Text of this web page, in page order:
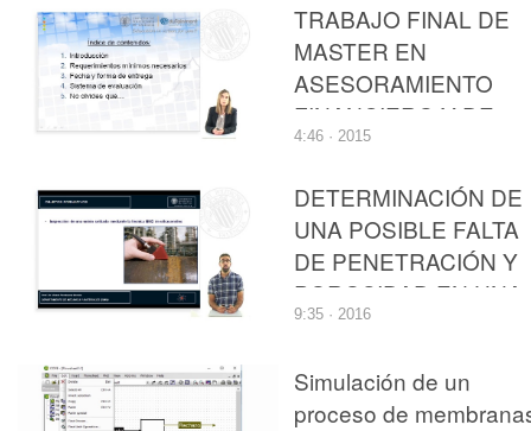
TRABAJO FINAL DE
MASTER EN
ASESORAMIENTO
FINANCIERO Y DE
SEGUROS
4:46 · 2015
DETERMINACIÓN DE
UNA POSIBLE FALTA
DE PENETRACIÓN Y
POROSIDAD EN UNA
SOLDADURA
ULTRASONIDOS
9:35 · 2016
Simulación de un
proceso de